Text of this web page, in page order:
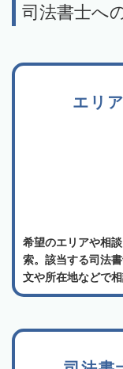
司法書士へ
エリ
希望のエリアや相
索。該当する司法
文や所在地などで